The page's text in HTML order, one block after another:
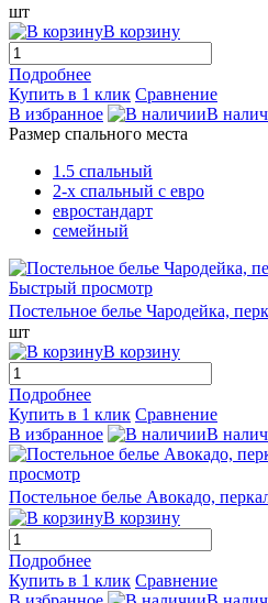
шт
В корзину
Подробнее
Купить в 1 клик Сравнение
В избранное
В
Размер спального места
1.5 спальный
2-х спальный с евро
евростандарт
семейный
Быстрый просмотр
Постельное белье Чародейка,
шт
В корзину
Подробнее
Купить в 1 клик Сравнение
В избранное
В
просмотр
Постельное белье Авокадо,
В корзину
Подробнее
Купить в 1 клик Сравнение